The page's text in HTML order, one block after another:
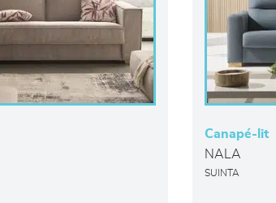
Canapé-lit
NALA
SUINTA